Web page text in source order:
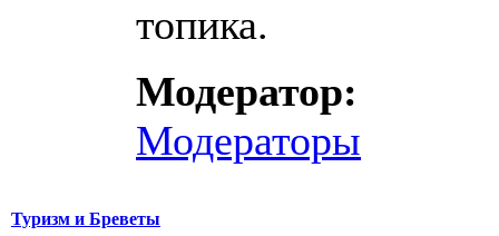
топика.
Модератор:
Модераторы
Туризм и Бреветы